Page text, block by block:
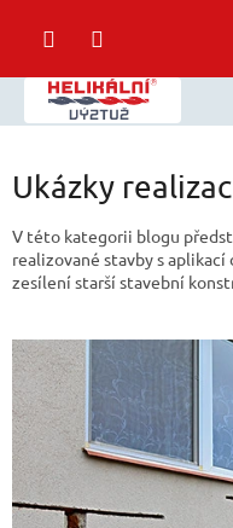
Ukázky
V této kategorii blogu
realizované stavby s
zesílení starší stavební
V
ý
p
i
s
č
l